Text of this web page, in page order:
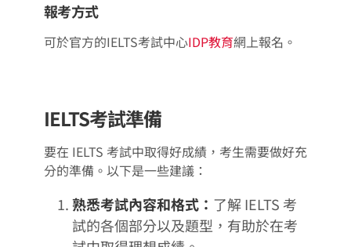
報考方式
可於官方的IELTS考試中心IDP教育網上報名。
IELTS考試準備
要在 IELTS 考試中取得好成績，考生需要做好充
分的準備。以下是一些建議：
熟悉考試內容和格式： 了解 IELTS 考
試的各個部分以及題型，有助於在考